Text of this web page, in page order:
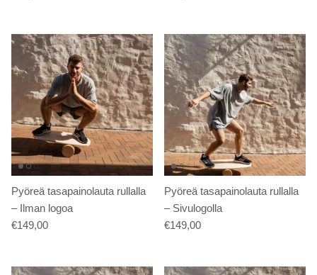
Pyöreä tasapainolauta rullalla
– Ilman logoa
€149,00
Pyöreä tasapainolauta rullalla
– Sivulogolla
€149,00